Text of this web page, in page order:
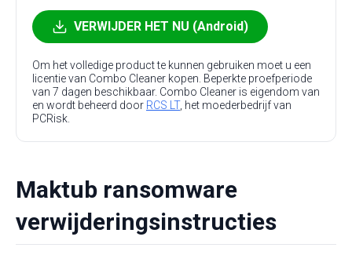
VERWIJDER HET NU (Android)
Om het volledige product te kunnen gebruiken moet u een
licentie van Combo Cleaner kopen. Beperkte proefperiode
van 7 dagen beschikbaar. Combo Cleaner is eigendom van
en wordt beheerd door RCS LT, het moederbedrijf van
PCRisk.
Maktub ransomware
verwijderingsinstructies